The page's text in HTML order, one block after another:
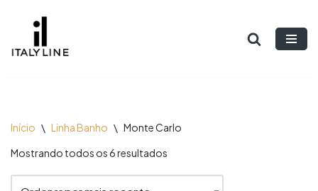
para
Início \ Linha Banho \ Monte Carlo
Mostrando todos os 6 resultados